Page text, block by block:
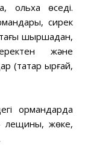
ольха өседі.
сирек
шыршадан,
және
(татар ырғай,
ормандарда
лещины, жөке,